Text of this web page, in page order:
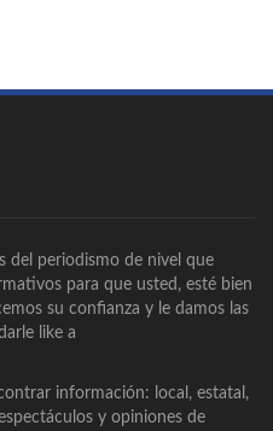
del periodismo de nivel que
para que usted, esté bien
su confianza y le damos las
like a
información: local, estatal,
y opiniones de